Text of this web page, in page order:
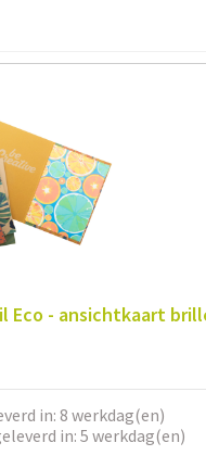
Eco - ansichtkaart
in: 8 werkdag(en)
in: 5 werkdag(en)